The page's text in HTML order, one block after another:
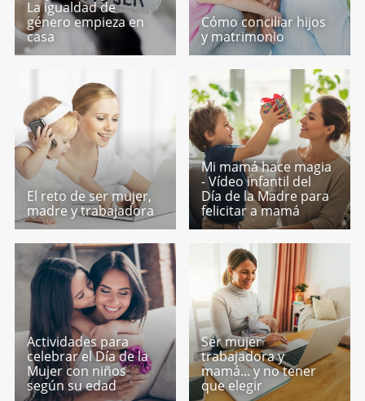
La igualdad de
género empieza en
casa
Cómo conciliar hijos
y matrimonio
El reto de ser mujer,
madre y trabajadora
Mi mamá hace magia
- Vídeo infantil del
Día de la Madre para
felicitar a mamá
Actividades para
celebrar el Día de la
Mujer con niños
según su edad
Ser mujer
trabajadora y
mamá... y no tener
que elegir